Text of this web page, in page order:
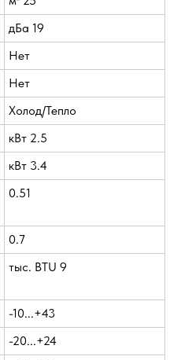
дБа 19
Нет
Нет
Холод/Тепло
кВт 2.5
кВт 3.4
0.51
0.7
тыс. BTU 9
-10...+43
-20...+24